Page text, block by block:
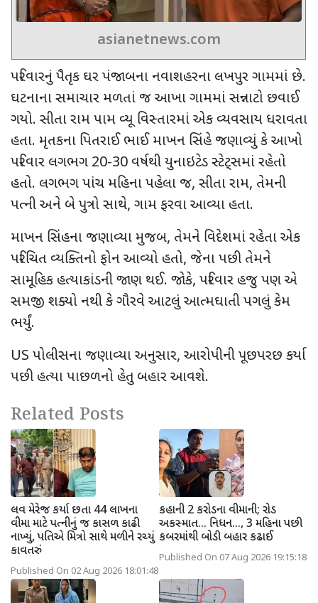
asianetnews.com
પરિવારનું પૈતૃક ઘર પંજાબના નવાશહરના લખપુર ગામમાં છે.
ઘટનાના સમાચાર મળતાં જ આખા ગામમાં સન્નાટો છવાઈ
ગયો. સીતા રામ પામ વ્યૂ વિસ્તારમાં એક વ્યવસાય ધરાવતા
હતા. મૃતકના પિતરાઈ ભાઈ માખન સિંહે જણાવ્યું કે આખો
પરિવાર લગભગ 20-30 વર્ષથી યુનાઇટેડ સ્ટેટ્સમાં રહેતો
હતો. લગભગ પાંચ મહિના પહેલા જ, સીતા રામ, તેમની
પત્ની અને બે પુત્રો સાથે, ગામ ફરવા આવ્યા હતા.
માખન સિંહના જણાવ્યા મુજબ, તેમને વિદેશમાં રહેતા એક
પરિચિત વ્યક્તિનો ફોન આવ્યો હતો, જેના પછી તેમને
સામૂહિક હત્યાકાંડની જાણ થઈ. જોકે, પરિવાર હજુ પણ એ
સમજી શક્યો નથી કે ગૌરવે આટલું આત્મઘાતી પગલું કેમ
ભર્યું.
US પોલીસના જણાવ્યા અનુસાર, આરોપીની પૂછપરછ કર્યા
પછી હત્યા પાછળનો હેતુ બહાર આવશે.
Related Posts
લવ મેરેજ કર્યા છતા 44 લાખના
વીમા માટે પત્નીનું જ કાસળ કાઢી
નાખ્યું, પતિએ મિત્રો સાથે મળીને રચ્યું
કાવતરું
Published On 02 Aug 2026 18:01:48
કહાની 2 કરોડના વીમાની; રોડ
અકસ્માત... નિધન..., 3 મહિના પછી
કબરમાંથી બોડી બહાર કઢાઈ
Published On 07 Aug 2026 19:15:18